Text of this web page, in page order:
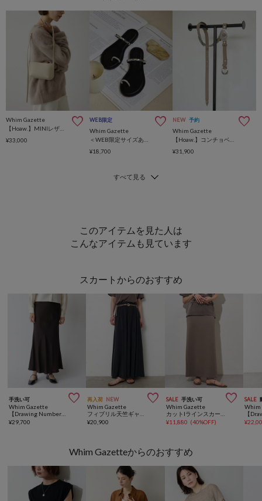
Whim Gazette
¥33,000
WEB限定
Whim Gazette
¥18,700
NEW 予約
Whim Gazette
¥31,900
このアイテムを見た人は
こんなアイテムも見ています
スカートからのおすすめ
手洗い可 
Whim Gazette
¥29,700
再入荷 NEW 
Whim Gazette
¥20,900
SALE 手洗い可 
Whim Gazette
¥11,880 (40%OFF)
SALE
Whim
¥
Whim Gazetteからのおすすめ